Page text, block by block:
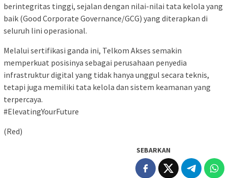
berintegritas tinggi, sejalan dengan nilai-nilai tata kelola yang
baik (Good Corporate Governance/GCG) yang diterapkan di
seluruh lini operasional.
Melalui sertifikasi ganda ini, Telkom Akses semakin
memperkuat posisinya sebagai perusahaan penyedia
infrastruktur digital yang tidak hanya unggul secara teknis,
tetapi juga memiliki tata kelola dan sistem keamanan yang
terpercaya.
#ElevatingYourFuture
(Red)
SEBARKAN